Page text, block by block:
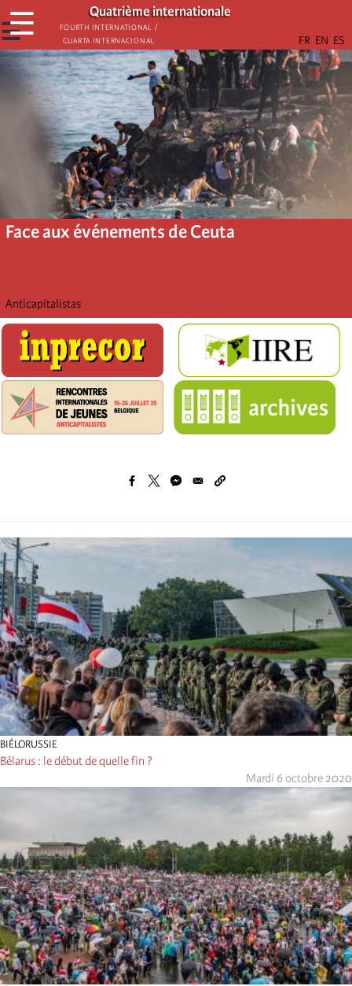
Aller
au
contenu
principal
Quatrième internationale
Fourth International /
Cuarta Internacional
☰
☰
Face aux événements de Ceuta
Anticapitalistas
BIÉLORUSSIE
Bélarus : le début de quelle fin ?
Mardi 6 octobre 2020